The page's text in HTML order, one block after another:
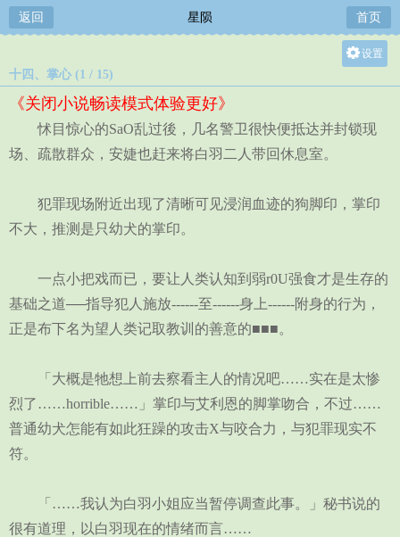
返回 星陨 首页
设置
中
十四、掌心 (1 / 15)
《关闭小说畅读模式体验更好》
怵目惊心的SaO乱过後，几名警卫很快便抵达并封锁现
场、疏散群众，安婕也赶来将白羽二人带回休息室。
犯罪现场附近出现了清晰可见浸润血迹的狗脚印，掌印
不大，推测是只幼犬的掌印。
一点小把戏而已，要让人类认知到弱r0U强食才是生存的
基础之道──指导犯人施放------至------身上------附身的行为，
正是布下名为望人类记取教训的善意的■■■。
「大概是牠想上前去察看主人的情况吧……实在是太惨
烈了……horrible……」掌印与艾利恩的脚掌吻合，不过……
普通幼犬怎能有如此狂躁的攻击X与咬合力，与犯罪现实不
符。
「……我认为白羽小姐应当暂停调查此事。」秘书说的
很有道理，以白羽现在的情绪而言……